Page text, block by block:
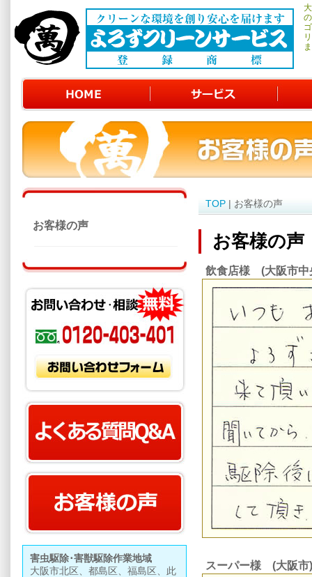
お客様の声
害虫駆除･害獣駆除作業地域
大阪市北区、都島区、福島区、此
TOP | お客様の声
お客様の声
飲食店様 (大阪市中
スーパー様 (大阪市)